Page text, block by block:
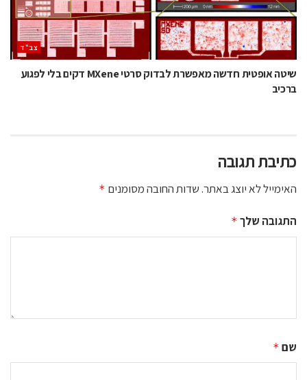
‫צב"ד‬
שיטה אופטית חדשה מאפשרת לבדוק סרטי MXene דקים בלי לפגוע
ברכיב
כתיבת תגובה
האימייל לא יוצג באתר.שדות החובה מסומנים *
התגובה שלך *
שם *